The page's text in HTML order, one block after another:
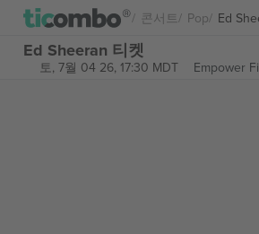
콘서트 Pop Ed
Ed Sheeran 티켓
토, 7월 04 26, 17:30 MDT Empower